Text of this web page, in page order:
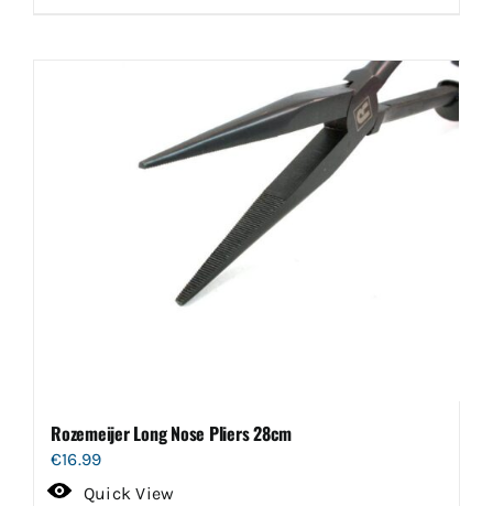
Rozemeijer Long Nose Pliers 28cm
€16.99
Quick View